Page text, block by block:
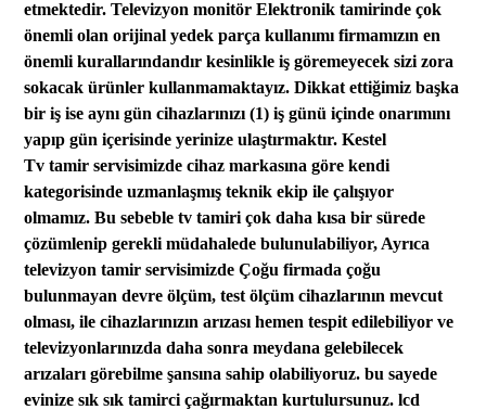
etmektedir.Televizyon monitörElektronik tamirinde çok
önemli olan orijinal yedek parça kullanımı firmamızın en
önemli kurallarındandır kesinlikle iş göremeyecek sizi zora
sokacak ürünler kullanmamaktayız.Dikkat ettiğimiz başka
bir iş ise aynı gün cihazlarınızı (1) iş günü içinde onarımını
yapıpgün içerisinde yerinizeulaştırmaktır. Kestel
Tv tamir servisimizde cihaz markasına göre kendi
kategorisinde uzmanlaşmış teknikekip ile çalışıyor
olmamız. Busebebletv tamiri çok daha kısa bir sürede
çözümlenip gerekli müdahalede bulunulabiliyor, Ayrıca
televizyon tamir servisimizdeÇoğu firmada çoğu
bulunmayan devre ölçüm, test ölçüm cihazlarının mevcut
olması,ilecihazlarınızın arızası hemen tespit edilebiliyor ve
televizyonlarınızda daha sonra meydana gelebilecek
arızaları görebilme şansına sahip olabiliyoruz.bu sayede
evinize sık sık tamirci çağırmaktan kurtulursunuz. lcd